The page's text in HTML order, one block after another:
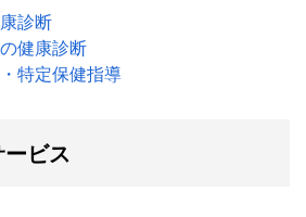
診断
健康診断
特定保健指導
ビス